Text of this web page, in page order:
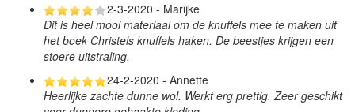
2-3-2020 - Marijke
Dit is heel mooi materiaal om de knuffels mee te maken uit
het boek Christels knuffels haken. De beestjes krijgen een
stoere uitstraling.
24-2-2020 - Annette
Heerlijke zachte dunne wol. Werkt erg prettig. Zeer geschikt